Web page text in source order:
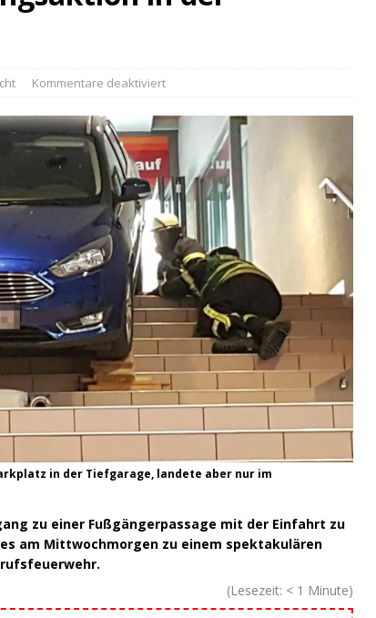
Kommentare deaktiviert
in der Tiefgarage, landete aber nur im
zu einer Fußgängerpassage mit der Einfahrt zu
am Mittwochmorgen zu einem spektakulären
(Lesezeit: < 1 Minute)